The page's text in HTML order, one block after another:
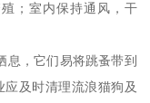
；室内保持通风，干
息，它们易将跳蚤带到
及时清理流浪猫狗及